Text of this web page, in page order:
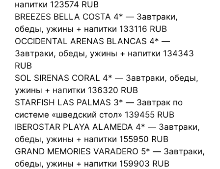
напитки 123574 RUB
BREEZES BELLA COSTA 4* — Завтраки,
обеды, ужины + напитки 133116 RUB
OCCIDENTAL ARENAS BLANCAS 4* —
Завтраки, обеды, ужины + напитки 134343
RUB
SOL SIRENAS CORAL 4* — Завтраки, обеды,
ужины + напитки 136320 RUB
STARFISH LAS PALMAS 3* — Завтрак по
системе «шведский стол» 139455 RUB
IBEROSTAR PLAYA ALAMEDA 4* — Завтраки,
обеды, ужины + напитки 155950 RUB
GRAND MEMORIES VARADERO 5* — Завтраки,
обеды, ужины + напитки 159903 RUB